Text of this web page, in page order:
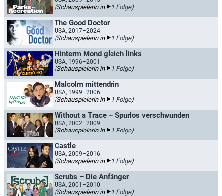
(Schauspielerin in 1 Folge)
The Good Doctor
USA, 2017–2024
(Schauspielerin in 1 Folge)
Hinterm Mond gleich links
USA, 1996–2001
(Schauspielerin in 1 Folge)
Malcolm mittendrin
USA, 1999–2006
(Schauspielerin in 1 Folge)
Without a Trace – Spurlos verschwunden
USA, 2002–2009
(Schauspielerin in 1 Folge)
Castle
USA, 2009–2016
(Schauspielerin in 1 Folge)
Scrubs – Die Anfänger
USA, 2001–2010
(Schauspielerin in 1 Folge)